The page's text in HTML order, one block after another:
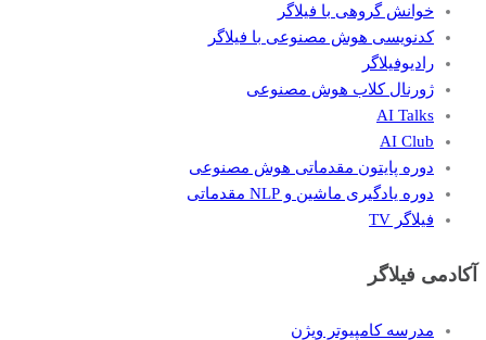
خوانش گروهی با فیلاگر
کدنویسی هوش مصنوعی با فیلاگر
رادیوفیلاگر
ژورنال کلاب هوش مصنوعی
AI Talks
AI Club
دوره پایتون مقدماتی هوش مصنوعی
دوره یادگیری ماشین و NLP مقدماتی
فیلاگر TV
آکادمی فیلاگر
مدرسه کامپیوتر ویژن